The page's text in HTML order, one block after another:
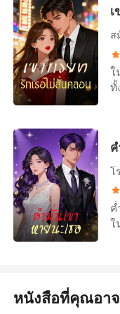
ขึ้
ค
เ
หั
เ
ไม่
ค
ผิด
ไ
ก
ฉั
เ
ของคิ
ป
หามา
ว่
ฉัน
เ
ของ
ข
เ
ส
ใ
ทั้
ข
เ
ของเ
ว่
โ
ค่
ใ
เ
หนังสือที่คุณอา